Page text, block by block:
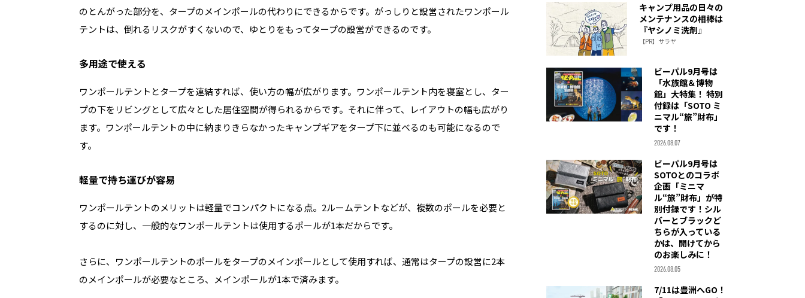
のとんがった部分を、タープのメインポールの代わりにできるからです。がっしりと設営されたワンポール
テントは、倒れるリスクがすくないので、ゆとりをもってタープの設営ができるのです。
多用途で使える
ワンポールテントとタープを連結すれば、使い方の幅が広がります。ワンポールテント内を寝室とし、ター
プの下をリビングとして広々とした居住空間が得られるからです。それに伴って、レイアウトの幅も広がり
ます。ワンポールテントの中に納まりきらなかったキャンプギアをタープ下に並べるのも可能になるので
す。
軽量で持ち運びが容易
ワンポールテントのメリットは軽量でコンパクトになる点。2ルームテントなどが、複数のポールを必要と
するのに対し、一般的なワンポールテントは使用するポールが1本だからです。
さらに、ワンポールテントのポールをタープのメインポールとして使用すれば、通常はタープの設営に2本
のメインポールが必要なところ、メインポールが1本で済みます。
キャンプ用品の日々の
メンテナンスの相棒は
『ヤシノミ洗剤』
【PR】サラヤ
ビーパル9月号は
「水族館＆博物
館」大特集！ 特別
付録は「SOTO ミ
ニマル“旅”財布」
です！
2026.08.07
ビーパル9月号は
SOTOとのコラボ
企画「ミニマ
ル“旅”財布」が特
別付録です！シル
バーとブラックど
ちらが入っている
かは、開けてから
のお楽しみに！
2026.08.05
7/11は豊洲へGO！